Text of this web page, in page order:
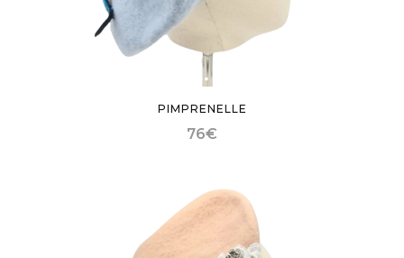
PIMPRENELLE
76€